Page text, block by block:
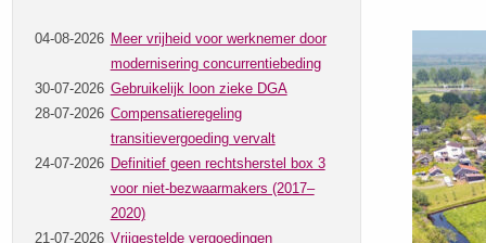
04-08-2026 Meer vrijheid voor werknemer door
modernisering concurrentiebeding
30-07-2026 Gebruikelijk loon zieke DGA
28-07-2026 Compensatieregeling
transitievergoeding vervalt
24-07-2026 Definitief geen rechtsherstel box 3
voor niet-bezwaarmakers (2017–
2020)
21-07-2026 Vrijgestelde vergoedingen